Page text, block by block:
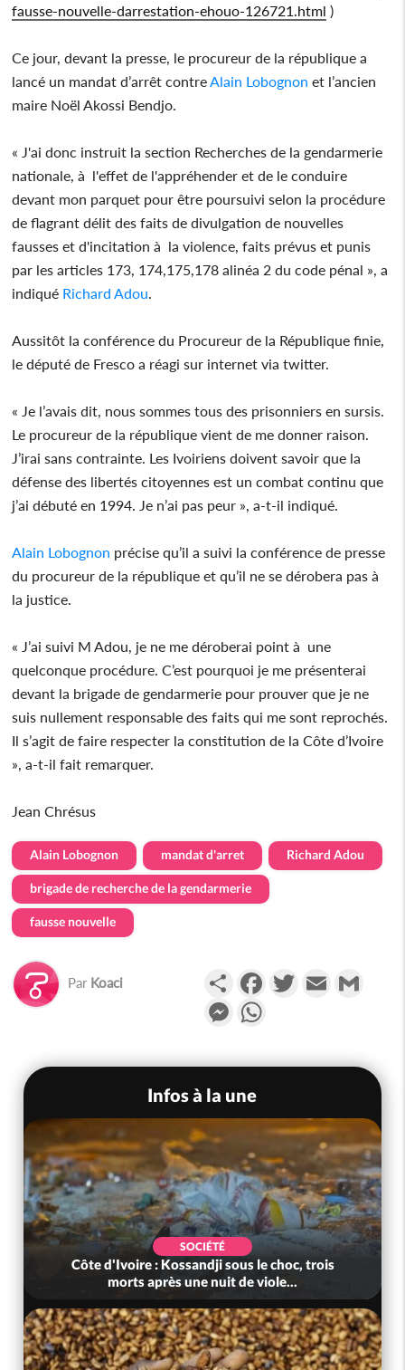
fausse-nouvelle-darrestation-ehouo-126721.html )
Ce jour, devant la presse, le procureur de la république a
lancé un mandat d’arrêt contreAlain Lobognon et l’ancien
maire Noël Akossi Bendjo.
« J'ai donc instruit la section Recherches de la gendarmerie
nationale, à l'effet de l'appréhender et de le conduire
devant mon parquet pour être poursuivi selon la procédure
de flagrant délit des faits de divulgation de nouvelles
fausses et d'incitation à la violence, faits prévus et punis
par les articles 173, 174,175,178 alinéa 2 du code pénal », a
indiqué Richard Adou.
Aussitôt la conférence du Procureur de la République finie,
le député de Fresco a réagi sur internet via twitter.
« Je l’avais dit, nous sommes tous des prisonniers en sursis.
Le procureur de la république vient de me donner raison.
J’irai sans contrainte. Les Ivoiriens doivent savoir que la
défense des libertés citoyennes est un combat continu que
j’ai débuté en 1994. Je n’ai pas peur », a-t-il indiqué.
Alain Lobognon précise qu’il a suivi la conférence de presse
du procureur de la république et qu’il ne se dérobera pas à
la justice.
« J’ai suivi M Adou, je ne me déroberai point à une
quelconque procédure. C’est pourquoi je me présenterai
devant la brigade de gendarmerie pour prouver que je ne
suis nullement responsable des faits qui me sont reprochés.
Il s’agit de faire respecter la constitution de la Côte d’Ivoire
», a-t-il fait remarquer.
Jean Chrésus
Alain Lobognon mandat d'arret Richard Adou
brigade de recherche de la gendarmerie
fausse nouvelle
Par Koaci PartagerFacebookTwitterEmail
Messenger
Infos à la une
POLITIQUE
Côte d'Ivoire : Jeunesse, après des résultats
au-delà des attentes, le gouv...